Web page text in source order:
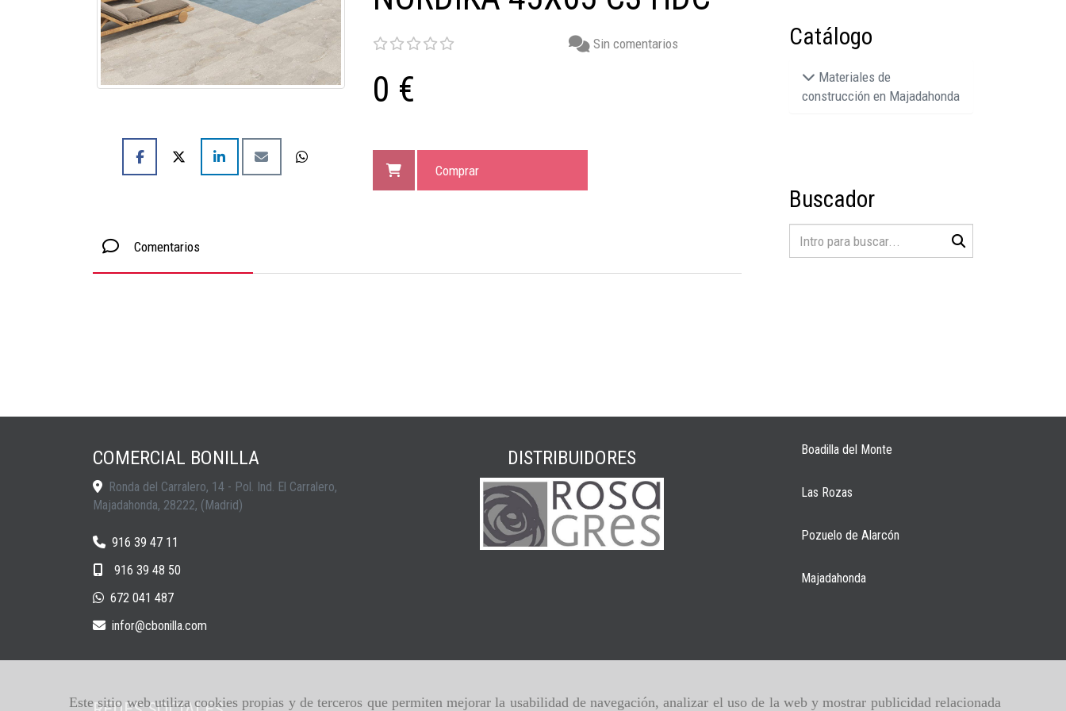
Este sitio web utiliza cookies propias y de terceros que permiten mejorar la usabilidad de navegación, analizar el uso de la web y mostrar publicidad relacionada
Sin comentarios
0 €
Comprar
Comentarios
Catálogo
Materiales de
construcción en Majadahonda
Buscador
COMERCIAL BONILLA
Ronda del Carralero, 14 - Pol. Ind. El Carralero,
Majadahonda, 28222, (Madrid)
916 39 47 11
916 39 48 50
672 041 487
infor
cbonilla.com
DISTRIBUIDORES Boadilla del Monte
Las Rozas
Pozuelo de Alarcón
Majadahonda